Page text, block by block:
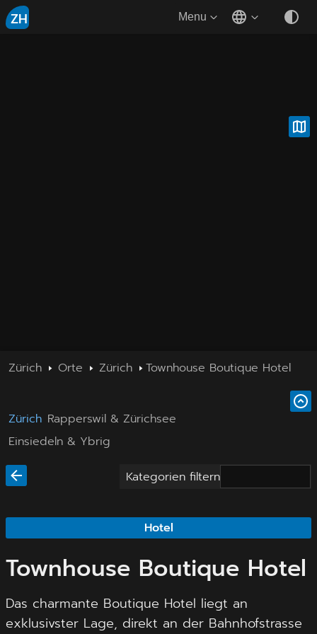
ZH Menu
Zürich Orte Zürich Townhouse Boutique Hotel
Zürich Rapperswil & Zürichsee
Einsiedeln & Ybrig
Kategorien filtern
Hotel
Townhouse Boutique Hotel
Das charmante Boutique Hotel liegt an
exklusivster Lage, direkt an der Bahnhofstrasse